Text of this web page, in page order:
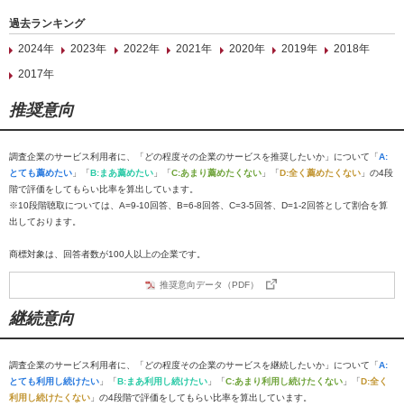
過去ランキング
2024年
2023年 2022年 2021年 2020年 2019年
2018年
2017年
推奨意向
調査企業のサービス利用者に、「どの程度その企業のサービスを推奨したいか」について「A:
とても薦めたい 」「B:まあ薦めたい 」「C:あまり薦めたくない 」「D:全く薦めたくない 」の4段
階で評価をしてもらい比率を算出しています。
※10段階聴取については、A=9-10回答、B=6-8回答、C=3-5回答、D=1-2回答として割合を算
出しております。
商標対象は、回答者数が100人以上の企業です。
推奨意向データ（PDF）
継続意向
調査企業のサービス利用者に、「どの程度その企業のサービスを継続したいか」について「A:
とても利用し続けたい 」「B:まあ利用し続けたい 」「C:あまり利用し続けたくない 」「D:全く
利用し続けたくない 」の4段階で評価をしてもらい比率を算出しています。